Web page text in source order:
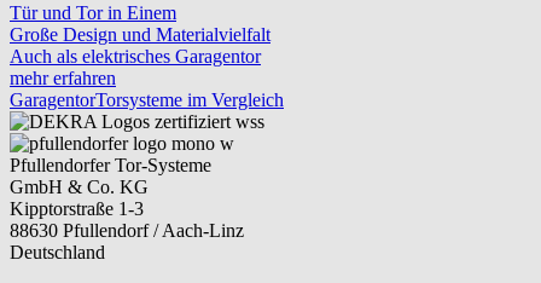
Tür und Tor in Einem
Große Design und Materialvielfalt
Auch als elektrisches Garagentor
mehr erfahren
GaragentorTorsysteme im Vergleich
Pfullendorfer Tor-Systeme
GmbH & Co. KG
Kipptorstraße 1-3
88630 Pfullendorf / Aach-Linz
Deutschland